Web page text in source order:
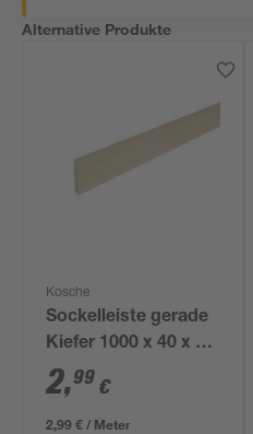
Alternative Produkte
Kosche
Sockelleiste gerade
Kiefer 1000 x 40 x 5
mm
2,99 €
2,99 € / Meter